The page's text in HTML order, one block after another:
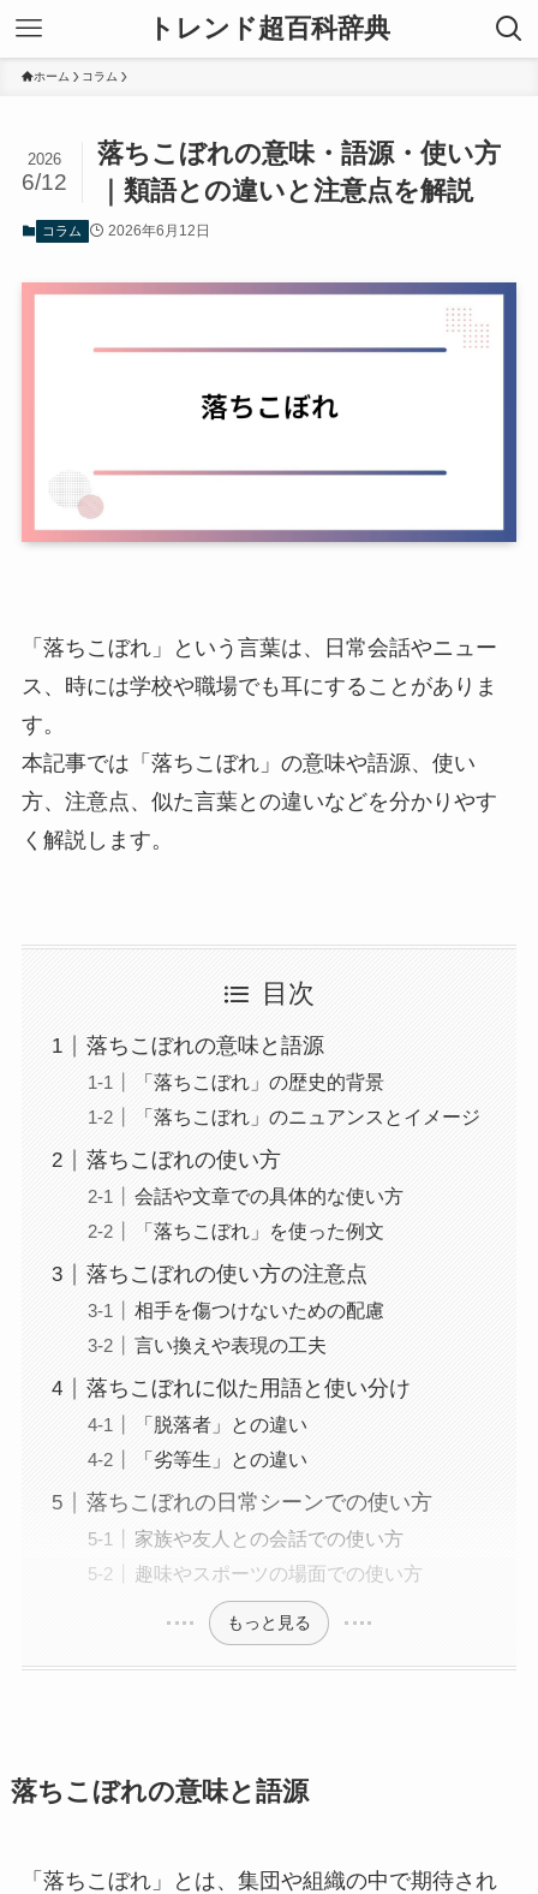
トレンド超百科辞典
ホーム コラム
落ちこぼれの意味・語源・使い方
｜類語との違いと注意点を解説
2026
6/12
コラム 2026年6月12日
「落ちこぼれ」という言葉は、日常会話やニュー
ス、時には学校や職場でも耳にすることがありま
す。
本記事では「落ちこぼれ」の意味や語源、使い
方、注意点、似た言葉との違いなどを分かりやす
く解説します。
目次
落ちこぼれの意味と語源
「落ちこぼれ」の歴史的背景
「落ちこぼれ」のニュアンスとイメージ
落ちこぼれの使い方
会話や文章での具体的な使い方
「落ちこぼれ」を使った例文
落ちこぼれの使い方の注意点
相手を傷つけないための配慮
言い換えや表現の工夫
落ちこぼれに似た用語と使い分け
「脱落者」との違い
「劣等生」との違い
落ちこぼれの日常シーンでの使い方
家族や友人との会話での使い方
趣味やスポーツの場面での使い方
もっと見る
落ちこぼれの意味と語源
「落ちこぼれ」とは、集団や組織の中で期待され